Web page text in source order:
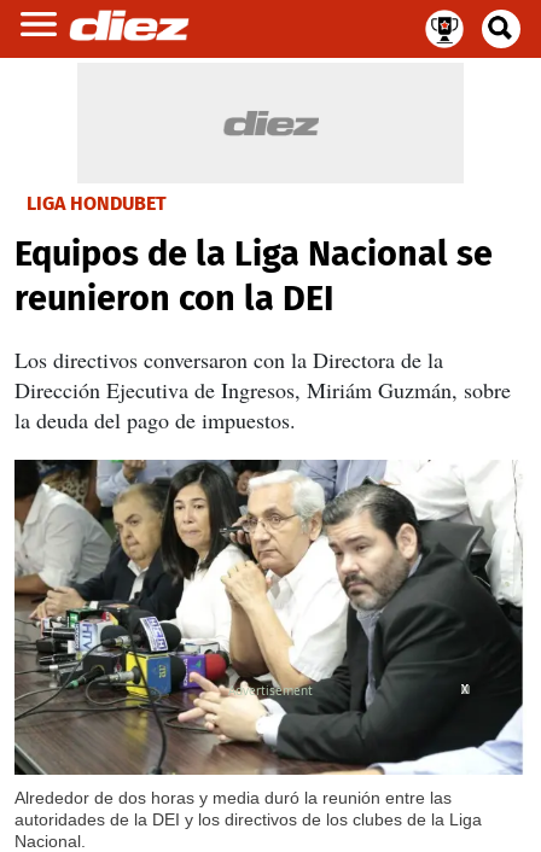
LIGA HONDUBET
Equipos de la Liga Nacional se
reunieron con la DEI
Los directivos conversaron con la Directora de la
Dirección Ejecutiva de Ingresos, Miriám Guzmán, sobre
la deuda del pago de impuestos.
Alrededor de dos horas y media duró la reunión entre las
autoridades de la DEI y los directivos de los clubes de la Liga
Nacional.
X
X
X